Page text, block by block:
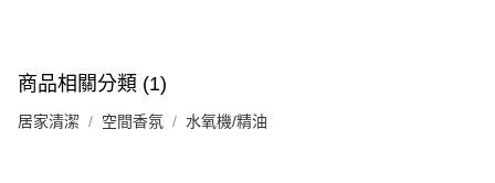
商品相關分類 (1)
居家清潔 空間香氛 水氧機/精油